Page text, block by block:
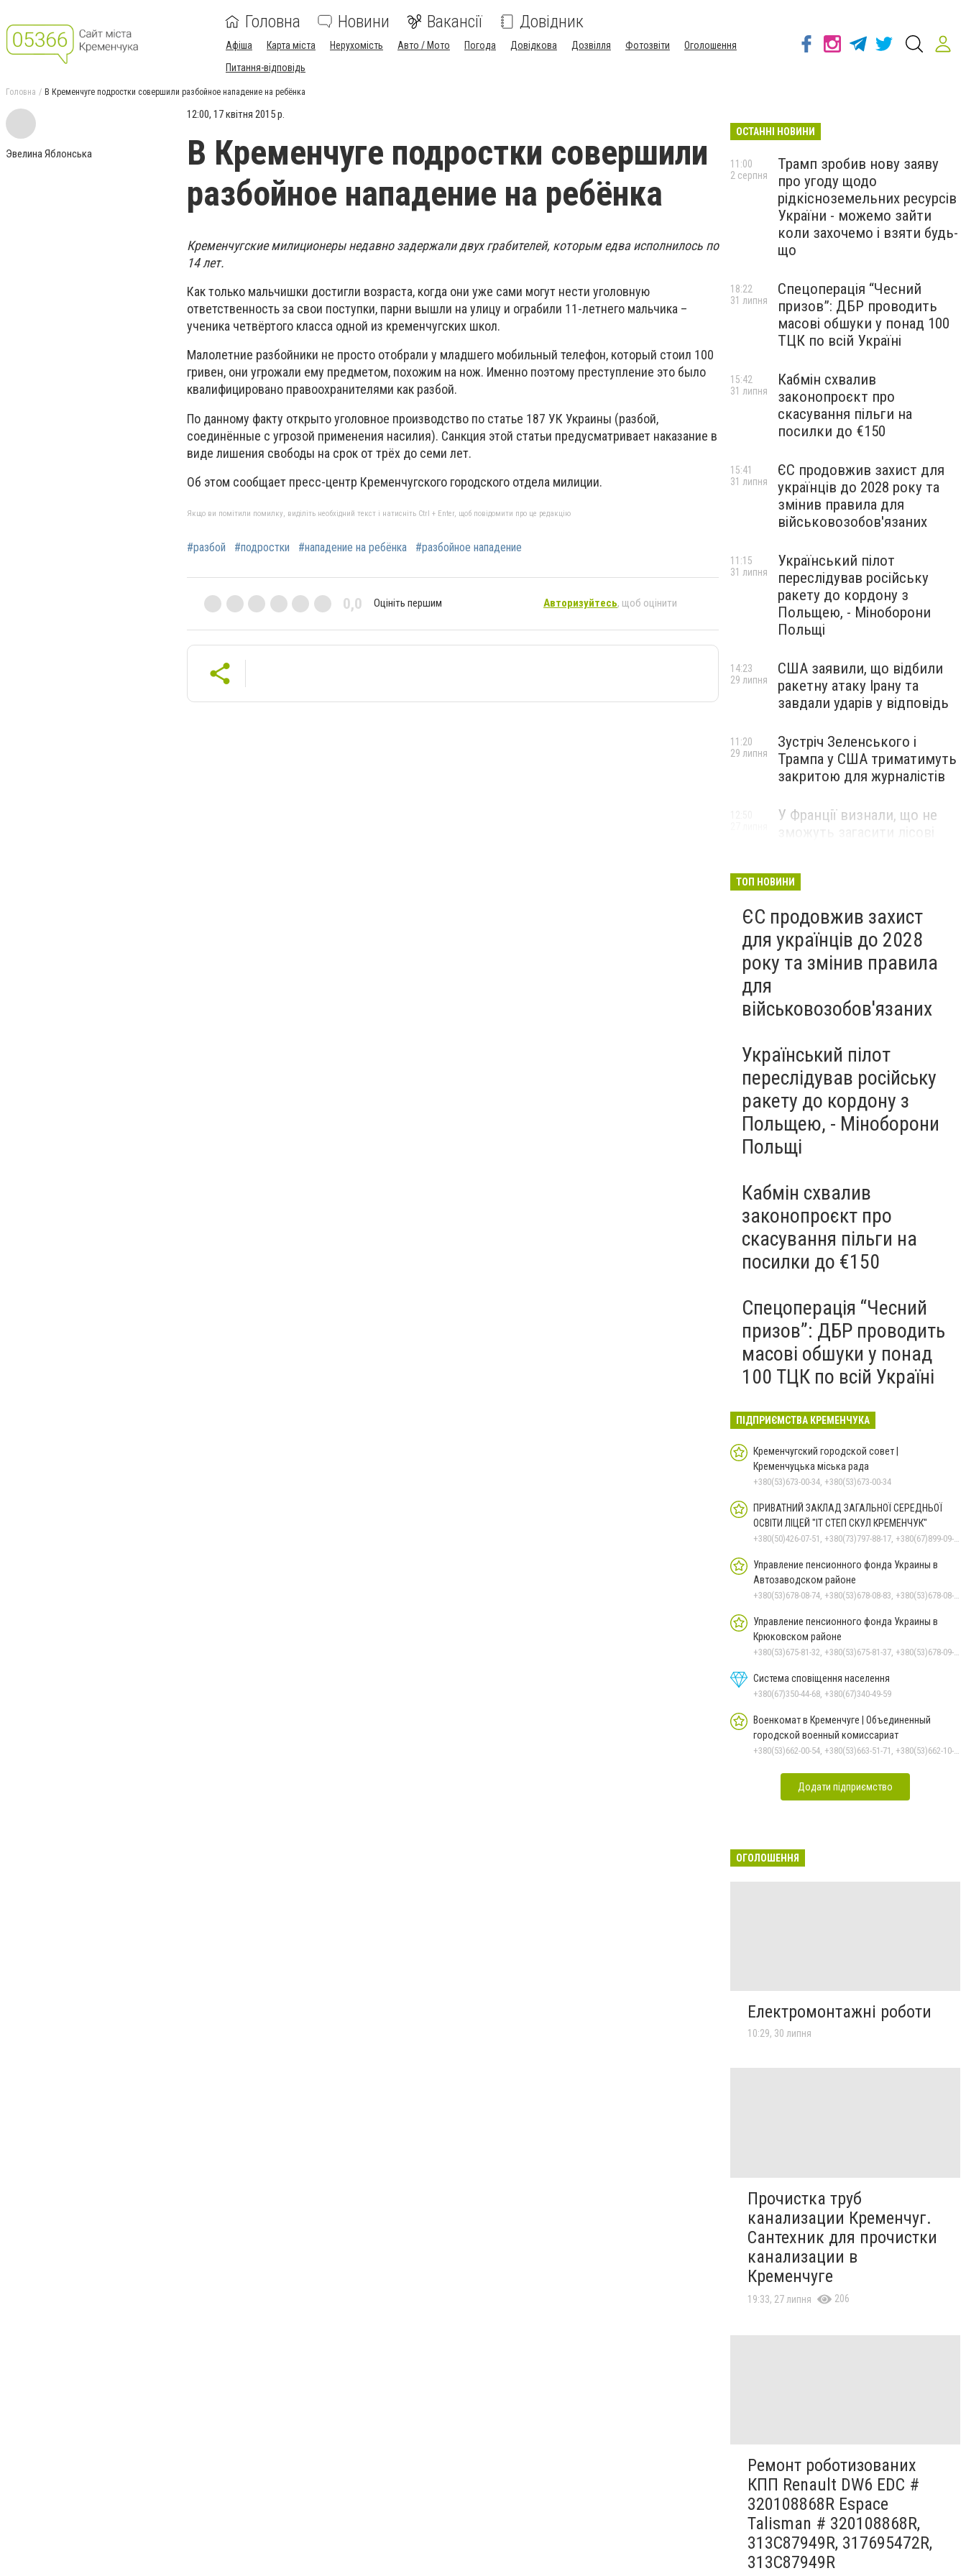
Головна Новини Вакансії Довідник
Афіша Карта міста Нерухомість Авто / Мото Погода Довідкова Дозвілля Фотозвіти
Оголошення
Питання-відповідь
Головна В Кременчуге подростки совершили разбойное нападение на ребёнка
Эвелина Яблонська
12:00, 17 квітня 2015 р.
В Кременчуге подростки совершили
разбойное нападение на ребёнка
Кременчугские милиционеры недавно задержали двух грабителей, которым едва исполнилось по
14 лет.
Как только мальчишки достигли возраста, когда они уже сами могут нести уголовную
ответственность за свои поступки, парни вышли на улицу и ограбили 11-летнего мальчика –
ученика четвёртого класса одной из кременчугских школ.
Малолетние разбойники не просто отобрали у младшего мобильный телефон, который стоил 100
гривен, они угрожали ему предметом, похожим на нож. Именно поэтому преступление это было
квалифицировано правоохранителями как разбой.
По данному факту открыто уголовное производство по статье 187 УК Украины (разбой,
соединённые с угрозой применения насилия). Санкция этой статьи предусматривает наказание в
виде лишения свободы на срок от трёх до семи лет.
Об этом сообщает пресс-центр Кременчугского городского отдела милиции.
Якщо ви помітили помилку, виділіть необхідний текст і натисніть Ctrl + Enter, щоб повідомити про це редакцію
#разбой #подростки #нападение на ребёнка #разбойное нападение
0,0 Оцініть першим Авторизуйтесь, щоб оцінити
ОСТАННІ НОВИНИ
Трамп зробив нову заяву
про угоду щодо
рідкісноземельних ресурсів
України - можемо зайти
коли захочемо і взяти будь-
що
11:00
2 серпня
Спецоперація “Чесний
призов”: ДБР проводить
масові обшуки у понад 100
ТЦК по всій Україні
18:22
31 липня
Кабмін схвалив
законопроєкт про
скасування пільги на
посилки до €150
15:42
31 липня
ЄС продовжив захист для
українців до 2028 року та
змінив правила для
військовозобов'язаних
15:41
31 липня
Український пілот
переслідував російську
ракету до кордону з
Польщею, - Міноборони
Польщі
11:15
31 липня
США заявили, що відбили
ракетну атаку Ірану та
завдали ударів у відповідь
14:23
29 липня
Зустріч Зеленського і
Трампа у США триматимуть
закритою для журналістів
11:20
29 липня
У Франції визнали, що не
ТОП НОВИНИ
ЄС продовжив захист
для українців до 2028
року та змінив правила
для
військовозобов'язаних
Український пілот
переслідував російську
ракету до кордону з
Польщею, - Міноборони
Польщі
Кабмін схвалив
законопроєкт про
скасування пільги на
посилки до €150
Спецоперація “Чесний
призов”: ДБР проводить
масові обшуки у понад
100 ТЦК по всій Україні
ПІДПРИЄМСТВА КРЕМЕНЧУКА
Кременчугский городской совет |
Кременчуцька міська рада
+380(53)673-00-34, +380(53)673-00-34
ПРИВАТНИЙ ЗАКЛАД ЗАГАЛЬНОЇ СЕРЕДНЬОЇ
ОСВІТИ ЛІЦЕЙ "ІТ СТЕП СКУЛ КРЕМЕНЧУК"
+380(50)426-07-51, +380(73)797-88-17, +380(67)899-09-16
Управление пенсионного фонда Украины в
Автозаводском районе
+380(53)678-08-74, +380(53)678-08-83, +380(53)678-08-41, +380(53)678-08-86, +380(53)678-09-05
Управление пенсионного фонда Украины в
Крюковском районе
+380(53)675-81-32, +380(53)675-81-37, +380(53)678-09-01, +380(53)675-81-40, +380(53)675-81-33, +380(53)675-81-38, +380(53)675-81-31, +380(53)678-08-87
Система сповіщення населення
+380(67)350-44-68, +380(67)340-49-59
Военкомат в Кременчуге | Объединенный
городской военный комиссариат
+380(53)662-00-54, +380(53)663-51-71, +380(53)662-10-35
Додати підприємство
ОГОЛОШЕННЯ
Електромонтажні роботи
10:29, 30 липня
Прочистка труб
канализации Кременчуг.
Сантехник для прочистки
канализации в
Кременчуге
19:33, 27 липня 206
Ремонт роботизованих
КПП Renault DW6 EDC #
320108868R Espace
Talisman # 320108868R,
313C87949R, 317695472R,
313C87949R